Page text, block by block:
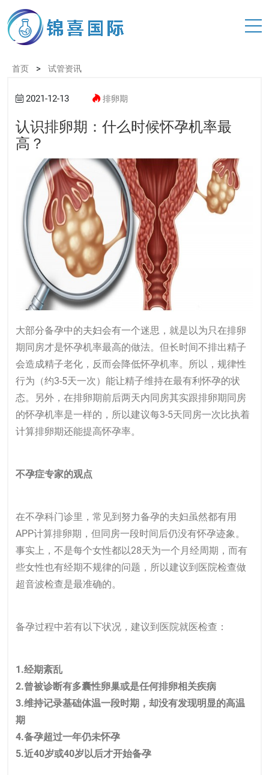
首页 > 试管资讯
2021-12-13 排卵期
认识排卵期：什么时候怀孕机率最
高？
大部分备孕中的夫妇会有一个迷思，就是以为只在排卵
期同房才是怀孕机率最高的做法。但长时间不排出精子
会造成精子老化，反而会降低怀孕机率。所以，规律性
行为（约3-5天一次）能让精子维持在最有利怀孕的状
态。另外，在排卵期前后两天内同房其实跟排卵期同房
的怀孕机率是一样的，所以建议每3-5天同房一次比执着
计算排卵期还能提高怀孕率。
不孕症专家的观点
在不孕科门诊里，常见到努力备孕的夫妇虽然都有用
APP计算排卵期，但同房一段时间后仍没有怀孕迹象。
事实上，不是每个女性都以28天为一个月经周期，而有
些女性也有经期不规律的问题，所以建议到医院检查做
超音波检查是最准确的。
备孕过程中若有以下状况，建议到医院就医检查：
1.经期紊乱
2.曾被诊断有多囊性卵巢或是任何排卵相关疾病
3.维持记录基础体温一段时期，却没有发现明显的高温
期
4.备孕超过一年仍未怀孕
5.近40岁或40岁以后才开始备孕